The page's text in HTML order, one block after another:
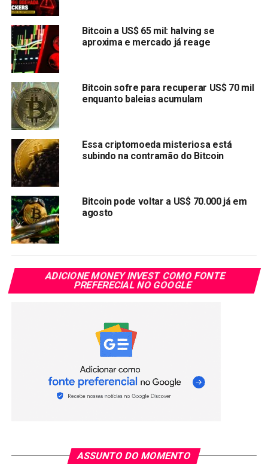
militar especial”.
Compartilhar:
Copy
Link
WhatsApp
TÓPICOS RELACIONADOS: BITCOIN
PRÓXIMA:
Criptomoedas sentem a dor da guerra na Ucrânia
NÃO PERCA:
Mercado de criptomoedas perde US$ 140 bilhões à
medida que o conflito Rússia-Ucrânia intensifica
Bitcoin a US$ 65 mil: halving se
aproxima e mercado já reage
Bitcoin sofre para recuperar US$ 70 mil
enquanto baleias acumulam
Essa criptomoeda misteriosa está
subindo na contramão do Bitcoin
Bitcoin pode voltar a US$ 70.000 já em
agosto
ADICIONE MONEY INVEST COMO FONTE
PREFERECIAL NO GOOGLE
ASSUNTO DO MOMENTO